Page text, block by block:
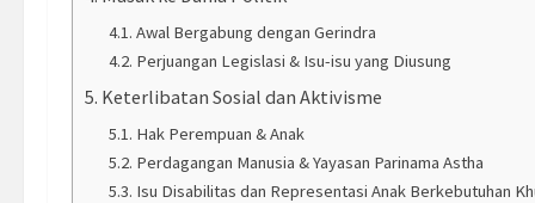
Awal Bergabung dengan Gerindra
Perjuangan Legislasi & Isu-isu yang Diusung
Keterlibatan Sosial dan Aktivisme
Hak Perempuan & Anak
Perdagangan Manusia & Yayasan Parinama Astha
Isu Disabilitas dan Representasi Anak Berkebutuhan